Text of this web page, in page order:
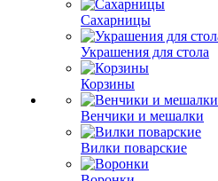
Сахарницы
Украшения для стола
Корзины
Венчики и мешалки
Вилки поварские